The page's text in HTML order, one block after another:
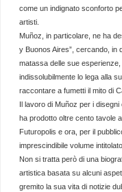
come un indignato sconforto
artisti.
Muñoz, in particolare, ne ha
y Buonos Aires”, cercando, in
matassa delle sue
indissolubilmente lo lega alla
raccontare a fumetti il mito di
Il lavoro di Muñoz per i
ha prodotto oltre cento tavole
Futuropolis e ora, per il
imprescindibile volume
Non si tratta però di una
artistica basata su alcuni
gremito la sua vita di notizie